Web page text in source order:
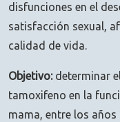
disfunciones en el
satisfacción sexual,
calidad de vida.
Objetivo:determinar
tamoxifeno en la
mama, entre los años